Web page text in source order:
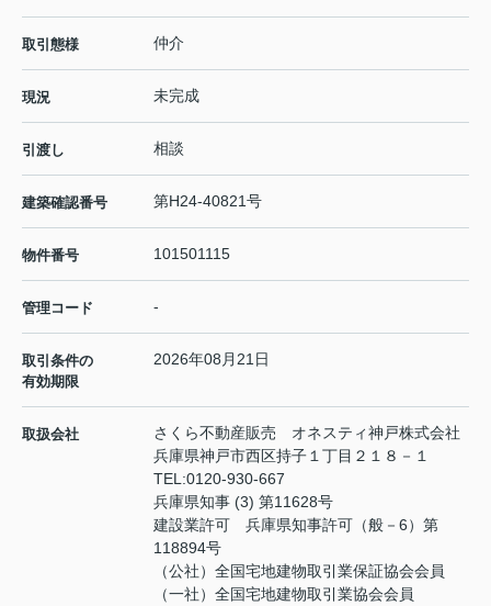
取引態様 仲介
現況 未完成
引渡し 相談
建築確認番号 第H24-40821号
物件番号 101501115
管理コード -
取引条件の
有効期限
2026年08月21日
取扱会社
さくら不動産販売 オネスティ神戸株式会社
兵庫県神戸市西区持子１丁目２１８－１
TEL:0120-930-667
兵庫県知事 (3) 第11628号
建設業許可 兵庫県知事許可（般－6）第
118894号
（公社）全国宅地建物取引業保証協会会員
（一社）全国宅地建物取引業協会会員